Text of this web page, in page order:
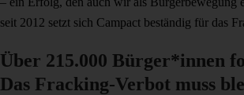
seit 2012 setzt sich Campact beständig für das
Über 215.000 Bürger*innen
Das Fracking-Verbot muss